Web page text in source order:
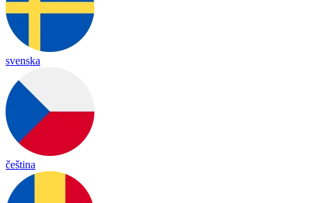
svenska
čeština